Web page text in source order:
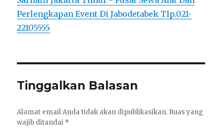
Perlengkapan Event Di Jabodetabek Tlp.021-
22105555
Tinggalkan Balasan
Alamat email Anda tidak akan dipublikasikan. Ruas yang
wajib ditandai *